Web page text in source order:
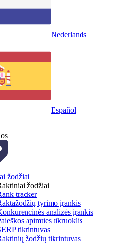
Nederlands
Español
žodžiai
žodžiai
tracker
tyrimo įrankis
analizės įrankis
apimties tikruoklis
tikrintuvas
žodžių tikrintuvas